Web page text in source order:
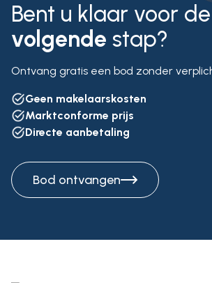
Bent u klaar voor de
volgende stap?
Ontvang gratis een bod zonder
Geen makelaarskosten
Marktconforme prijs
Directe aanbetaling
Bod ontvangen